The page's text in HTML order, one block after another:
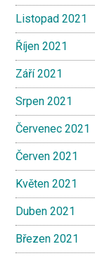
Listopad 2021
Říjen 2021
Září 2021
Srpen 2021
Červenec 2021
Červen 2021
Květen 2021
Duben 2021
Březen 2021